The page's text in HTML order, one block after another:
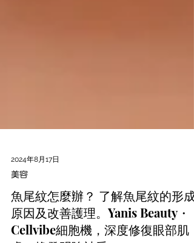
2024年8月17日
美容
魚尾紋怎麼辦？ 了解魚尾紋的形成
原因及改善護理。Yanis Beauty・